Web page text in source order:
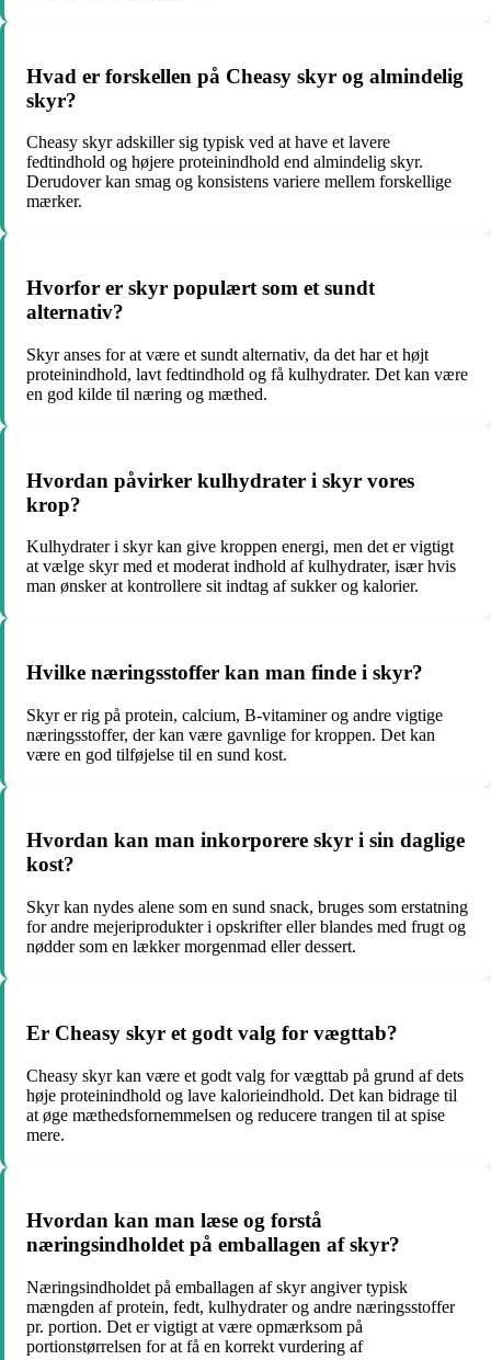
Hvad er forskellen på Cheasy skyr og almindelig
skyr?
Cheasy skyr adskiller sig typisk ved at have et lavere
fedtindhold og højere proteinindhold end almindelig skyr.
Derudover kan smag og konsistens variere mellem forskellige
mærker.
Hvorfor er skyr populært som et sundt
alternativ?
Skyr anses for at være et sundt alternativ, da det har et højt
proteinindhold, lavt fedtindhold og få kulhydrater. Det kan være
en god kilde til næring og mæthed.
Hvordan påvirker kulhydrater i skyr vores
krop?
Kulhydrater i skyr kan give kroppen energi, men det er vigtigt
at vælge skyr med et moderat indhold af kulhydrater, især hvis
man ønsker at kontrollere sit indtag af sukker og kalorier.
Hvilke næringsstoffer kan man finde i skyr?
Skyr er rig på protein, calcium, B-vitaminer og andre vigtige
næringsstoffer, der kan være gavnlige for kroppen. Det kan
være en god tilføjelse til en sund kost.
Hvordan kan man inkorporere skyr i sin daglige
kost?
Skyr kan nydes alene som en sund snack, bruges som erstatning
for andre mejeriprodukter i opskrifter eller blandes med frugt og
nødder som en lækker morgenmad eller dessert.
Er Cheasy skyr et godt valg for vægttab?
Cheasy skyr kan være et godt valg for vægttab på grund af dets
høje proteinindhold og lave kalorieindhold. Det kan bidrage til
at øge mæthedsfornemmelsen og reducere trangen til at spise
mere.
Hvordan kan man læse og forstå
næringsindholdet på emballagen af skyr?
Næringsindholdet på emballagen af skyr angiver typisk
mængden af protein, fedt, kulhydrater og andre næringsstoffer
pr. portion. Det er vigtigt at være opmærksom på
portionstørrelsen for at få en korrekt vurdering af